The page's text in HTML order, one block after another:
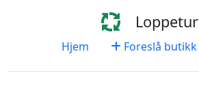
Loppetur
Hjem Foreslå butikk